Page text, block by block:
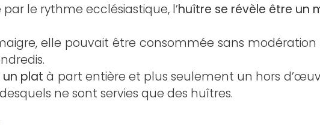
le rythme ecclésiastique, l’huître se révèle être un
elle pouvait être consommée sans
un plat à part entière et plus seulement un hors
ne sont servies que des huîtres.